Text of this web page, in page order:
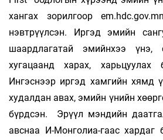
хангах зорилгоор
нэвтрүүлсэн. Иргэд эмийн
шаардлагатай эмийнхээ
хугацаанд харах, харьцуулах
Ингэснээр иргэд хамгийн хямд
худалдан авах, эмийн үнийн
бүрдсэн. Эрүүл мэндийн
авснаа И-Монголиа-гаас хардаг